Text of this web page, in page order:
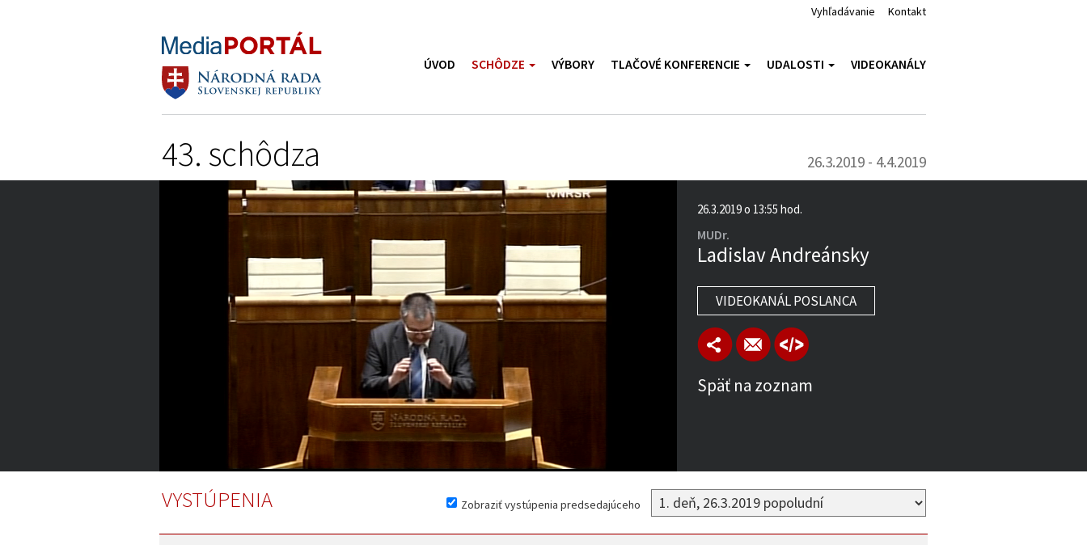
Vyhľadávanie Kontakt
ÚVOD SCHÔDZE VÝBORY TLAČOVÉ KONFERENCIE UDALOSTI VIDEOKANÁLY
43. schôdza 26.3.2019 - 4.4.2019
5:55:57
Volume
26.3.2019 o 13:55 hod.
MUDr.
Ladislav Andreánsky
VIDEOKANÁL POSLANCA
Späť na zoznam
VYSTÚPENIA Zobraziť vystúpenia predsedajúceho